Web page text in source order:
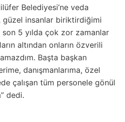
Belediyesi’ne veda
güzel insanlar biriktirdiğimi
5 yılda çok zor zamanlar
altından onların özverili
Başta başkan
danışmanlarıma, özel
çalışan tüm personele gönül
dedi.